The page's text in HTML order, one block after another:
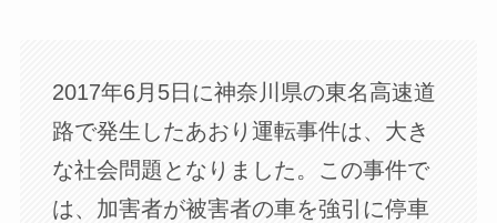
2017年6月5日に神奈川県の東名高速道
路で発生したあおり運転事件は、大き
な社会問題となりました。この事件で
は、加害者が被害者の車を強引に停車